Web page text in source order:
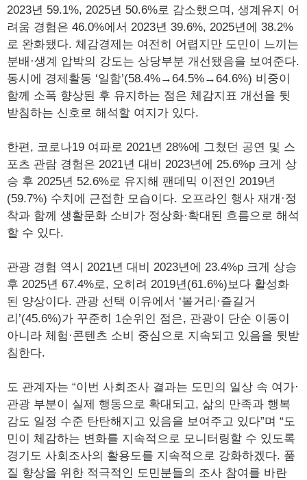
2023년 59.1%, 2025년 50.6%로 감소했으며, 생계유지 어
려움 경험은 46.0%에서 2023년 39.6%, 2025년에 38.2%
로 완화됐다. 체감경제는 여전히 어렵지만 도민이 느끼는
분배·생계 압박의 강도는 상당부분 개선됐음을 보여준다.
동시에 경제활동 ‘일함’(58.4%→64.5%→64.6%) 비중이
함께 소폭 향상된 후 유지하는 점은 체감지표 개선을 뒷
받침하는 신호로 해석할 여지가 있다.
한편, 코로나19 여파로 2021년 28%에 그쳤던 공연 및 스
포츠 관람 경험은 2021년 대비 2023년에 25.6%p 크게 상
승 후 2025년 52.6%로 유지해 팬데믹 이전인 2019년
(59.7%) 수치에 근접한 모습이다. 오프라인 행사 재개·정
착과 함께 생활문화 소비가 정상화·확대된 흐름으로 해석
할 수 있다.
관광 경험 역시 2021년 대비 2023년에 23.4%p 크게 상승
후 2025년 67.4%로, 오히려 2019년(61.6%)보다 활성화
된 양상이다. 관광 선택 이유에서 ‘볼거리·즐길거
리’(45.6%)가 꾸준히 1순위인 점은, 관광이 단순 이동이
아니라 체험·콘텐츠 소비 중심으로 지속되고 있음을 뒷받
침한다.
도 관계자는 “이번 사회조사 결과는 도민의 일상 속 여가·
관광 부분이 실제 행동으로 확대되고, 삶의 만족과 행복
감도 일정 수준 탄탄해지고 있음을 보여주고 있다”며 “도
민이 체감하는 변화를 지속적으로 모니터링할 수 있도록
경기도 사회조사의 활용도를 지속적으로 강화하겠다. 품
질 향상을 위한 적극적인 도민분들의 조사 참여를 바란